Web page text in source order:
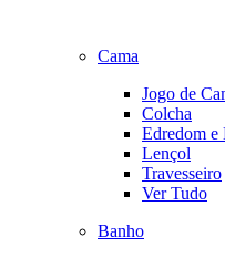
Cama
Jogo de
Colcha
Edredom e
Lençol
Travesseiro
Ver Tudo
Banho